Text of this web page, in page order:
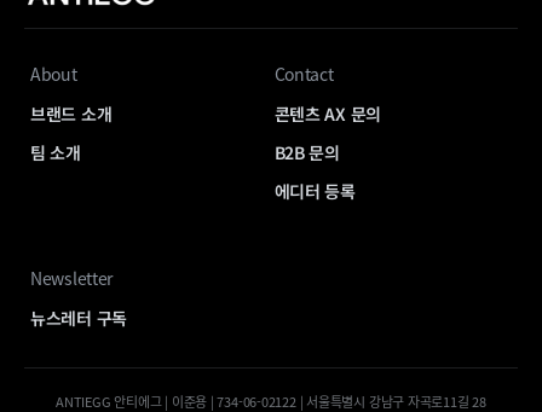
About
브랜드 소개
팀 소개
Contact
콘텐츠 AX 문의
B2B 문의
에디터 등록
Newsletter
뉴스레터 구독
ANTIEGG 안티에그 | 이준용 | 734-06-02122 | 서울특별시 강남구 자곡로11길 28